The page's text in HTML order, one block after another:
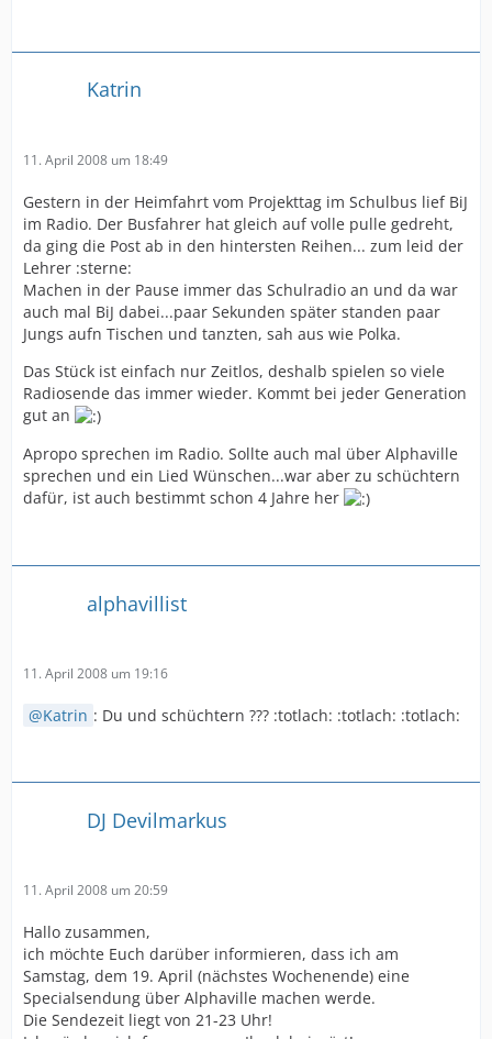
Katrin
11. April 2008 um 18:49
Gestern in der Heimfahrt vom Projekttag im Schulbus lief BiJ
im Radio. Der Busfahrer hat gleich auf volle pulle gedreht,
da ging die Post ab in den hintersten Reihen... zum leid der
Lehrer :sterne:
Machen in der Pause immer das Schulradio an und da war
auch mal BiJ dabei...paar Sekunden später standen paar
Jungs aufn Tischen und tanzten, sah aus wie Polka.
Das Stück ist einfach nur Zeitlos, deshalb spielen so viele
Radiosende das immer wieder. Kommt bei jeder Generation
gut an
Apropo sprechen im Radio. Sollte auch mal über Alphaville
sprechen und ein Lied Wünschen...war aber zu schüchtern
dafür, ist auch bestimmt schon 4 Jahre her
alphavillist
11. April 2008 um 19:16
Katrin : Du und schüchtern ??? :totlach: :totlach: :totlach:
DJ Devilmarkus
11. April 2008 um 20:59
Hallo zusammen,
ich möchte Euch darüber informieren, dass ich am
Samstag, dem 19. April (nächstes Wochenende) eine
Specialsendung über Alphaville machen werde.
Die Sendezeit liegt von 21-23 Uhr!